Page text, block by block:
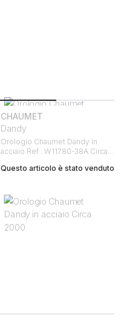
CHAUMET
Dandy
Orologio Chaumet Dandy in
acciaio Ref : W11780-38A Circa
Questo articolo è stato venduto